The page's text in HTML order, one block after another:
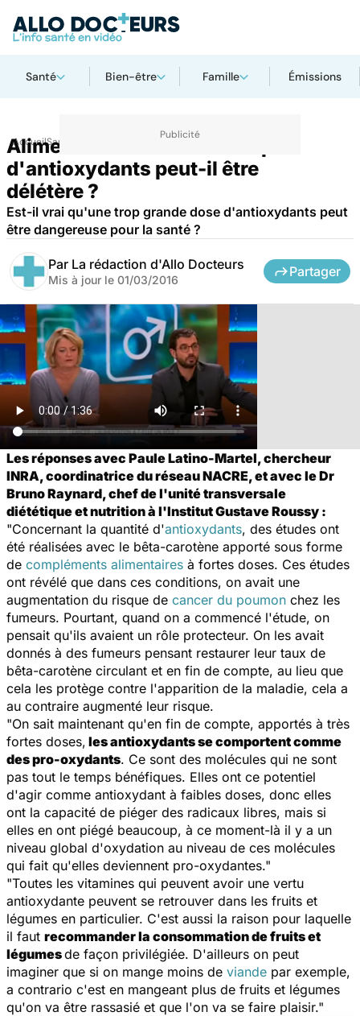
Santé Bien-être Famille Émissions
AccueilSanté
Alimentation et cancer : trop
d'antioxydants peut-il être
délétère ?
Est-il vrai qu'une trop grande dose d'antioxydants peut
être dangereuse pour la santé ?
Par La rédaction d'Allo Docteurs
Mis à jour le 01/03/2016
Partager
Les réponses avec Paule Latino-Martel, chercheur
INRA, coordinatrice du réseau NACRE, et avec le Dr
Bruno Raynard, chef de l'unité transversale
diététique et nutrition à l'Institut Gustave Roussy :
"Concernant la quantité d'antioxydants, des études ont
été réalisées avec le bêta-carotène apporté sous forme
de compléments alimentaires à fortes doses. Ces études
ont révélé que dans ces conditions, on avait une
augmentation du risque de cancer du poumon chez les
fumeurs. Pourtant, quand on a commencé l'étude, on
pensait qu'ils avaient un rôle protecteur. On les avait
donnés à des fumeurs pensant restaurer leur taux de
bêta-carotène circulant et en fin de compte, au lieu que
cela les protège contre l'apparition de la maladie, cela a
au contraire augmenté leur risque.
"On sait maintenant qu'en fin de compte, apportés à très
fortes doses, les antioxydants se comportent comme
des pro-oxydants. Ce sont des molécules qui ne sont
pas tout le temps bénéfiques. Elles ont ce potentiel
d'agir comme antioxydant à faibles doses, donc elles
ont la capacité de piéger des radicaux libres, mais si
elles en ont piégé beaucoup, à ce moment-là il y a un
niveau global d'oxydation au niveau de ces molécules
qui fait qu'elles deviennent pro-oxydantes."
"Toutes les vitamines qui peuvent avoir une vertu
antioxydante peuvent se retrouver dans les fruits et
légumes en particulier. C'est aussi la raison pour laquelle
il faut recommander la consommation de fruits et
légumesde façon privilégiée. D'ailleurs on peut
imaginer que si on mange moins de viande par exemple,
a contrario c'est en mangeant plus de fruits et légumes
qu'on va être rassasié et que l'on va se faire plaisir."